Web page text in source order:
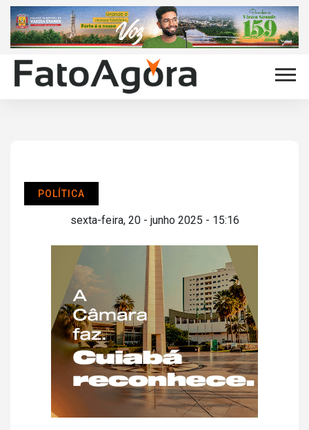
POLÍTICA
sexta-feira, 20 - junho 2025 - 15:16